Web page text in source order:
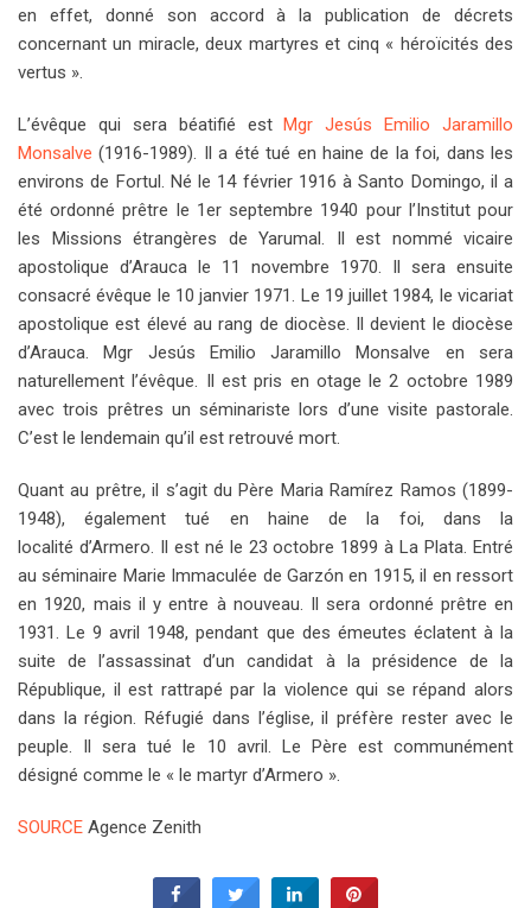
en effet, donné son accord à la publication de décrets
concernant un miracle, deux martyres et cinq « héroïcités des
vertus ».
L’évêque qui sera béatifié estMgr Jesús Emilio Jaramillo
Monsalve (1916-1989). Il a été tué en haine de la foi, dans les
environs de Fortul. Né le 14 février 1916 à Santo Domingo, il a
été ordonné prêtre le 1er septembre 1940 pour l’Institut pour
les Missions étrangères de Yarumal. Il est nommé vicaire
apostolique d’Arauca le 11 novembre 1970. Il sera ensuite
consacré évêque le 10 janvier 1971. Le 19 juillet 1984, le vicariat
apostolique est élevé au rang de diocèse. Il devient le diocèse
d’Arauca. Mgr Jesús Emilio Jaramillo Monsalve en sera
naturellement l’évêque. Il est pris en otage le 2 octobre 1989
avec trois prêtres un séminariste lors d’une visite pastorale.
C’est le lendemain qu’il est retrouvé mort.
Quant au prêtre, il s’agit du Père Maria Ramírez Ramos (1899-
1948), également tué en haine de la foi, dans la
localité d’Armero. Il est né le 23 octobre 1899 à La Plata. Entré
au séminaire Marie Immaculée de Garzón en 1915, il en ressort
en 1920, mais il y entre à nouveau. Il sera ordonné prêtre en
1931. Le 9 avril 1948, pendant que des émeutes éclatent à la
suite de l’assassinat d’un candidat à la présidence de la
République, il est rattrapé par la violence qui se répand alors
dans la région. Réfugié dans l’église, il préfère rester avec le
peuple. Il sera tué le 10 avril. Le Père est communément
désigné comme le « le martyr d’Armero ».
SOURCE Agence Zenith